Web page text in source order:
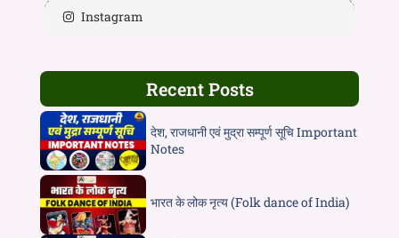
Instagram
Recent Posts
देश, राजधानी एवं मुद्रा सम्पूर्ण सूचि Important
Notes
भारत के लोक नृत्य (Folk dance of India)